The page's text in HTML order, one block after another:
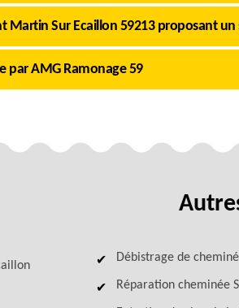
Sur Ecaillon 59213 proposant un
par AMG Ramonage 59
Débistrage de
Réparation cheminée